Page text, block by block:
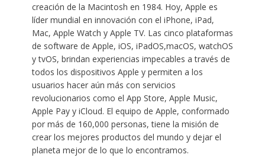
creación de la Macintosh en 1984. Hoy, Apple es
líder mundial en innovación con el iPhone, iPad,
Mac, Apple Watch y Apple TV. Las cinco plataformas
de software de Apple, iOS, iPadOS,macOS, watchOS
y tvOS, brindan experiencias impecables a través de
todos los dispositivos Apple y permiten a los
usuarios hacer aún más con servicios
revolucionarios como el App Store, Apple Music,
Apple Pay y iCloud. El equipo de Apple, conformado
por más de 160,000 personas, tiene la misión de
crear los mejores productos del mundo y dejar el
planeta mejor de lo que lo encontramos.